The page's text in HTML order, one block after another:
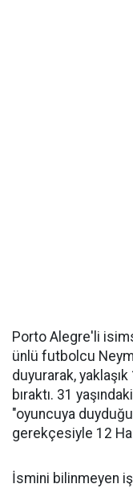
Porto Alegre'li
ünlü futbolcu
duyurarak,
bıraktı. 31
"oyuncuya
gerekçesiyle 12
İsmini bilinmeyen iş